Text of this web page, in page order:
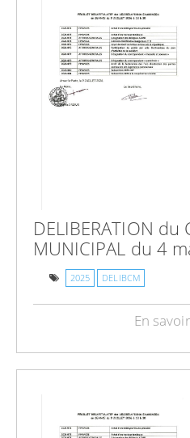
DELIBERATION du
MUNICIPAL du 4
2025 DELIBCM
En